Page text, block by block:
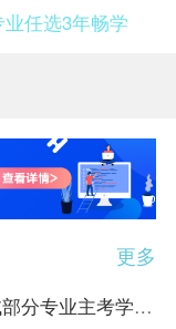
任选3年畅学
更多
关于调整广东省高等教育自学考试部分专业主考学校的通知